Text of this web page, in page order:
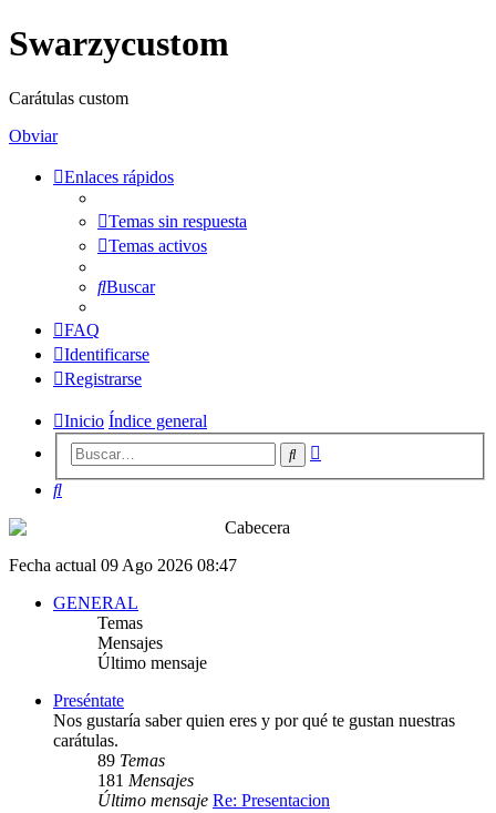
Swarzycustom
Carátulas custom
Obviar
Enlaces rápidos
Temas sin respuesta
Temas activos
Buscar
FAQ
Identificarse
Registrarse
Inicio Índice general
Buscar
Buscar
Fecha actual 09 Ago 2026 08:47
GENERAL
Temas
Mensajes
Último mensaje
Preséntate
Nos gustaría saber quien eres y por qué te gustan nuestras
carátulas.
89 Temas
181 Mensajes
Último mensaje Re: Presentacion